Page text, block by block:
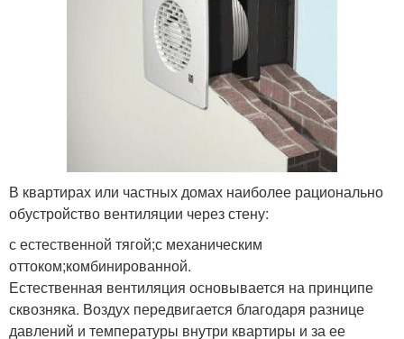
В квартирах или частных домах наиболее рационально
обустройство вентиляции через стену:
с естественной тягой;с механическим
оттоком;комбинированной.
Естественная вентиляция основывается на принципе
сквозняка. Воздух передвигается благодаря разнице
давлений и температуры внутри квартиры и за ее